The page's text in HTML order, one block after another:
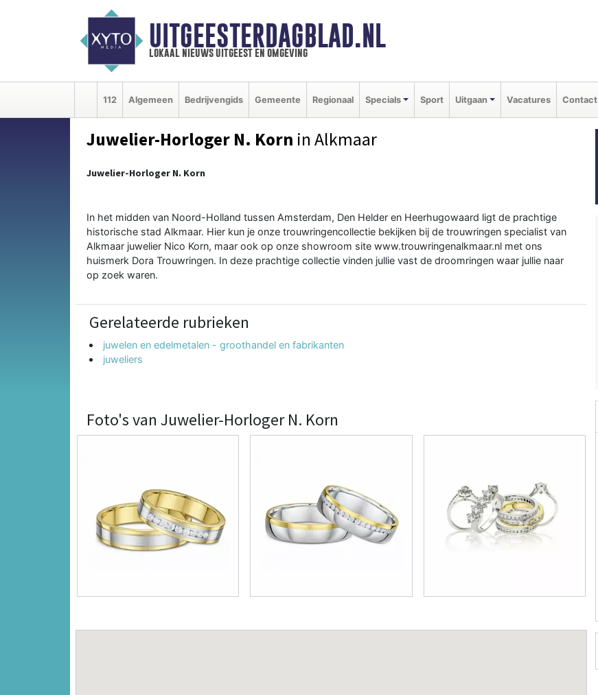
UITGEESTERDAGBLAD.NL
lokaal nieuws uitgeest en omgeving
112 Algemeen Bedrijvengids Gemeente Regionaal Specials Sport Uitgaan Vacatures Contact
Juwelier-Horloger N. Korn in Alkmaar
Juwelier-Horloger N. Korn
In het midden van Noord-Holland tussen Amsterdam, Den Helder en Heerhugowaard ligt de prachtige
historische stad Alkmaar. Hier kun je onze trouwringencollectie bekijken bij de trouwringen specialist van
Alkmaar juwelier Nico Korn, maar ook op onze showroom site www.trouwringenalkmaar.nl met ons
huismerk Dora Trouwringen. In deze prachtige collectie vinden jullie vast de droomringen waar jullie naar
op zoek waren.
Gerelateerde rubrieken
juwelen en edelmetalen - groothandel en fabrikanten
juweliers
Foto's van Juwelier-Horloger N. Korn